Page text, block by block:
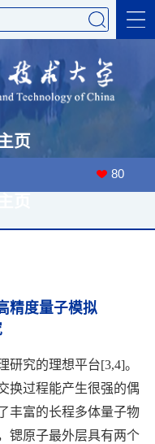
页
80
精度量子模拟
研究的理想平台[3,4]。
换过程能产生很强的偶
丰富的长程多体量子物
锶原子最外层具有两个